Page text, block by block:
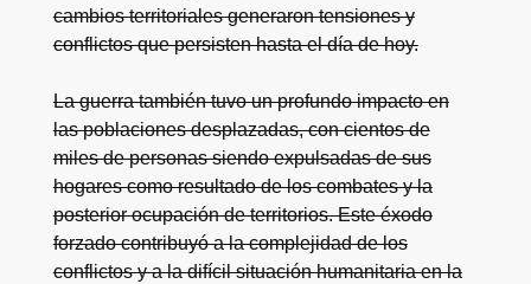
cambios territoriales generaron tensiones y
conflictos que persisten hasta el día de hoy.
La guerra también tuvo un profundo impacto en
las poblaciones desplazadas, con cientos de
miles de personas siendo expulsadas de sus
hogares como resultado de los combates y la
posterior ocupación de territorios. Este éxodo
forzado contribuyó a la complejidad de los
conflictos y a la difícil situación humanitaria en la